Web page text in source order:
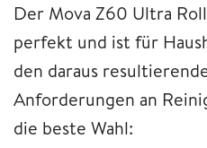
Der Mova Z60 Ultra
perfekt und ist für
den daraus
Anforderungen an
die beste Wahl: